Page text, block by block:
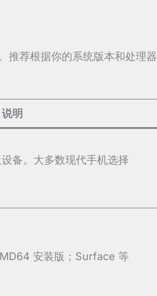
推荐根据你的系统版本和处理器
说明
备。大多数现代手机选择
安装版；Surface 等